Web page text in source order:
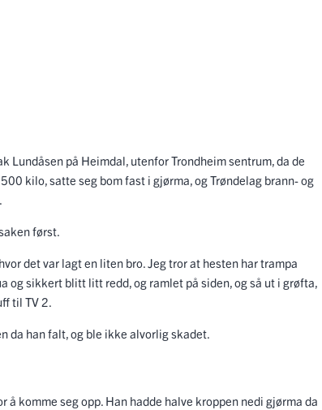
Lundåsen på Heimdal, utenfor Trondheim sentrum, da de
kilo, satte seg bom fast i gjørma, og Trøndelag brann- og
først.
det var lagt en liten bro. Jeg tror at hesten har trampa
og sikkert blitt litt redd, og ramlet på siden, og så ut i grøfta,
til TV 2.
da han falt, og ble ikke alvorlig skadet.
komme seg opp. Han hadde halve kroppen nedi gjørma da